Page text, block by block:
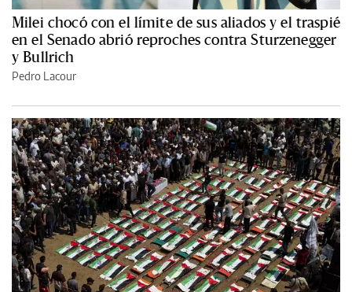
Milei chocó con el límite de sus aliados y el traspié
en el Senado abrió reproches contra Sturzenegger
y Bullrich
Pedro Lacour